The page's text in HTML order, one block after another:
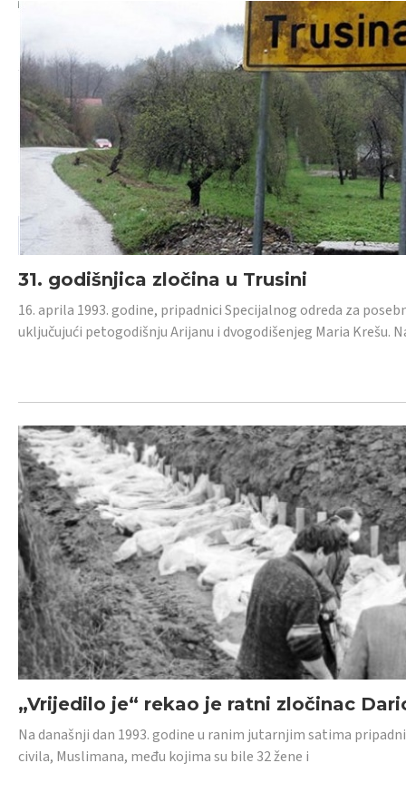
31. godišnjica zločina u Trusini
16. aprila 1993. godine, pripadnici Specijalnog odreda za
uključujući petogodišnju Arijanu i dvogodišenjeg Maria Krešu.
„Vrijedilo je“ rekao je ratni zločinac
Na današnji dan 1993. godine u ranim jutarnjim satima
civila, Muslimana, među kojima su bile 32 žene i